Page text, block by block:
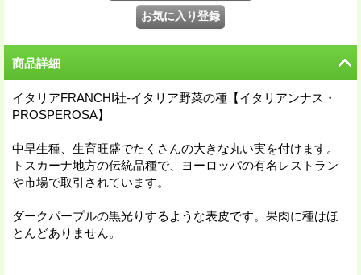
商品詳細
イタリアFRANCHI社-イタリア野菜の種【イタリアンナス・
PROSPEROSA】
中早生種、生育旺盛でたくさんの大きな丸い実を付けます。
トスカーナ地方の伝統品種で、ヨーロッパの有名レストラン
や市場で取引されています。
ダークパープルの黒光りするような表皮です。果肉に種はほ
とんどありません。